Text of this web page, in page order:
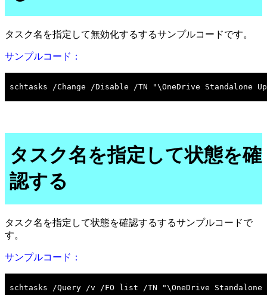
タスク名を指定して無効化するするサンプルコードです。
サンプルコード：
タスク名を指定して状態を確
認する
タスク名を指定して状態を確認するするサンプルコードで
す。
サンプルコード：